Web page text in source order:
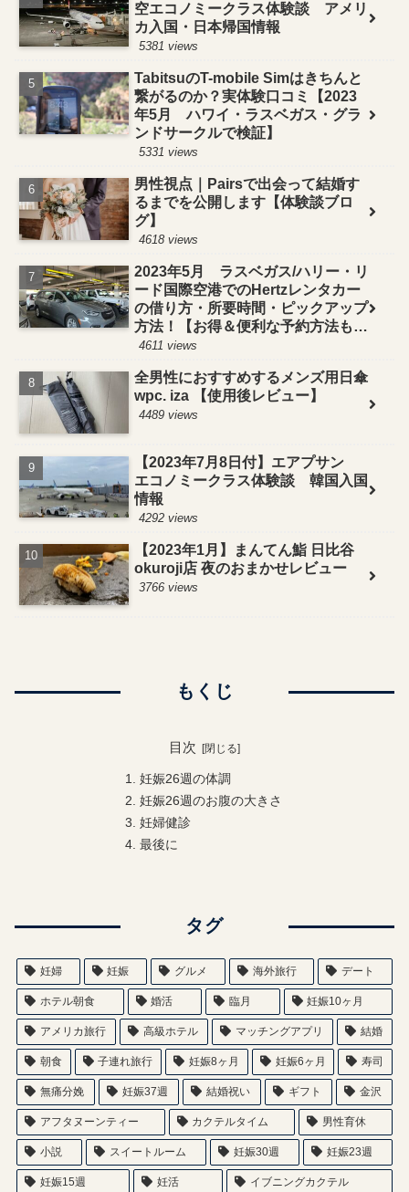
空エコノミークラス体験談 アメリ
カ入国・日本帰国情報
5381 views
TabitsuのT-mobile Simはきちんと
繋がるのか？実体験口コミ【2023
年5月 ハワイ・ラスベガス・グラ
ンドサークルで検証】
5331 views
男性視点｜Pairsで出会って結婚す
るまでを公開します【体験談ブロ
グ】
4618 views
2023年5月 ラスベガス/ハリー・リ
ード国際空港でのHertzレンタカー
の借り方・所要時間・ピックアップ
方法！【お得＆便利な予約方法も紹
介】
4611 views
全男性におすすめするメンズ用日傘
wpc. iza 【使用後レビュー】
4489 views
【2023年7月8日付】エアプサン
エコノミークラス体験談 韓国入国
情報
4292 views
【2023年1月】まんてん鮨 日比谷
okuroji店 夜のおまかせレビュー
3766 views
もくじ
目次
妊娠26週の体調
妊娠26週のお腹の大きさ
妊婦健診
最後に
タグ
妊婦 妊娠 グルメ 海外旅行 デート
ホテル朝食 婚活 臨月 妊娠10ヶ月
アメリカ旅行 高級ホテル マッチングアプリ 結婚
朝食 子連れ旅行 妊娠8ヶ月 妊娠6ヶ月 寿司
無痛分娩 妊娠37週 結婚祝い ギフト 金沢
アフタヌーンティー カクテルタイム 男性育休
小説 スイートルーム 妊娠30週 妊娠23週
妊娠15週 妊活 イブニングカクテル